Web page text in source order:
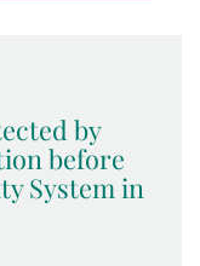
by
before
System in